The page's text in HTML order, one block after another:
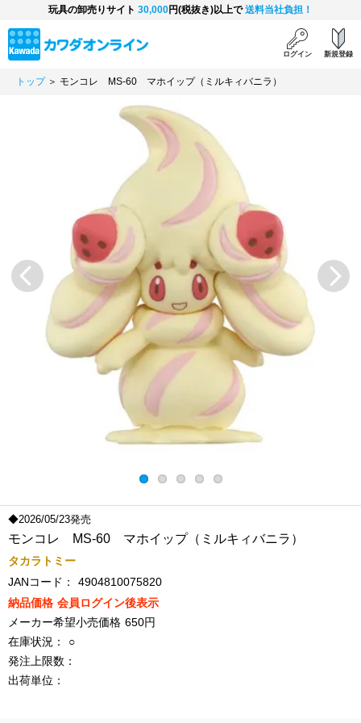
玩具の卸売りサイト 30,000円(税抜き)以上で送料当社負担！
ログイン 新規登録
トップ＞ モンコレ MS-60 マホイップ（ミルキィバニラ）
Previous
◆2026/05/23発売
モンコレ MS-60 マホイップ（ミルキィバニラ）
タカラトミー
JANコード：
4904810075820
納品価格 会員ログイン後表示
メーカー希望小売価格 650円
在庫状況：
○
発注上限数：
出荷単位：